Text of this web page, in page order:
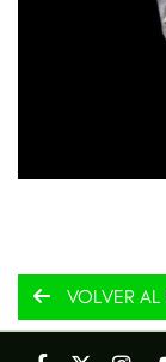
VOLVER